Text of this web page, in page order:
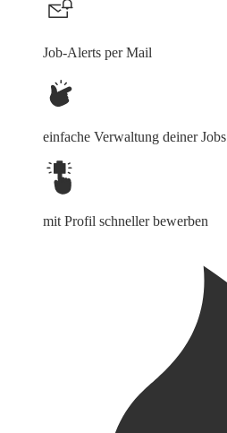
Job-Alerts per Mail
einfache Verwaltung deiner Jobs
mit Profil schneller bewerben